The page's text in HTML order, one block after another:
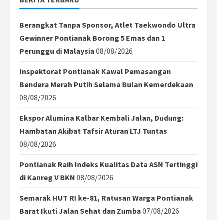
Berangkat Tanpa Sponsor, Atlet Taekwondo Ultra
Gewinner Pontianak Borong 5 Emas dan 1
Perunggu di Malaysia 08/08/2026
Inspektorat Pontianak Kawal Pemasangan
Bendera Merah Putih Selama Bulan Kemerdekaan
08/08/2026
Ekspor Alumina Kalbar Kembali Jalan, Dudung:
Hambatan Akibat Tafsir Aturan LTJ Tuntas
08/08/2026
Pontianak Raih Indeks Kualitas Data ASN Tertinggi
di Kanreg V BKN 08/08/2026
Semarak HUT RI ke-81, Ratusan Warga Pontianak
Barat Ikuti Jalan Sehat dan Zumba 07/08/2026